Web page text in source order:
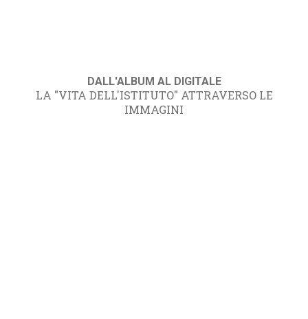
DALL'ALBUM AL DIGITALE
LA "VITA DELL'ISTITUTO" ATTRAVERSO LE
IMMAGINI